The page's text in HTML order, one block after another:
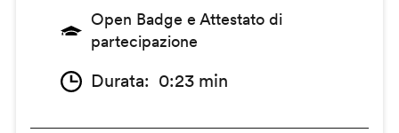
Open Badge e Attestato di
partecipazione
Durata 0:23 min